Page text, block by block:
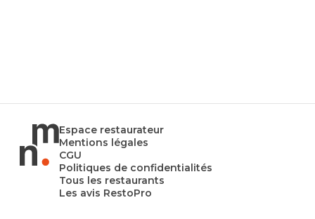
Espace restaurateur
Mentions légales
CGU
Politiques de confidentialités
Tous les restaurants
Les avis RestoPro